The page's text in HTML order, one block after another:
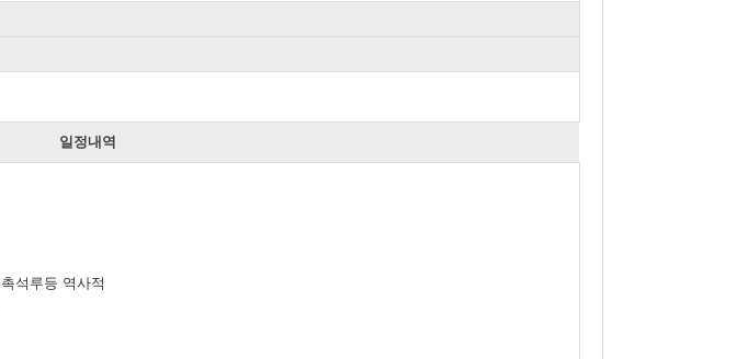
일정내역
석루등 역사적